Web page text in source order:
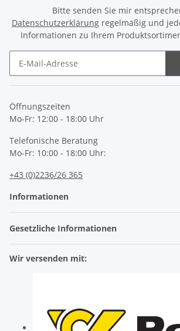
Bitte senden Sie mir
Datenschutzerklärung regelmäßig und
Informationen zu Ihrem
Öffnungszeiten
Mo-Fr: 12:00 - 18:00 Uhr
Telefonische Beratung
Mo-Fr: 10:00 - 18:00 Uhr:
+43 (0)2236/26 365
Informationen
Gesetzliche Informationen
Wir versenden mit: